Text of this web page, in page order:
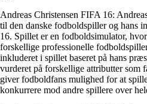
Andreas Christensen FIFA 16:
til den danske fodboldspiller og hans
16. Spillet er en fodboldsimulator,
forskellige professionelle
inkluderet i spillet baseret på hans
vurderet på forskellige attributter som
giver fodboldfans mulighed for at
konkurrere mod andre spillere over